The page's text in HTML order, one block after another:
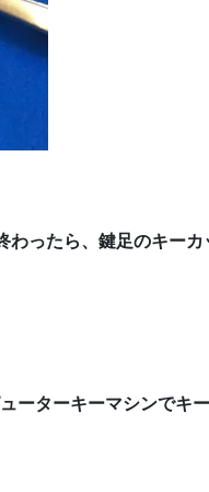
わったら、鍵足のキーカ
ーターキーマシンでキ